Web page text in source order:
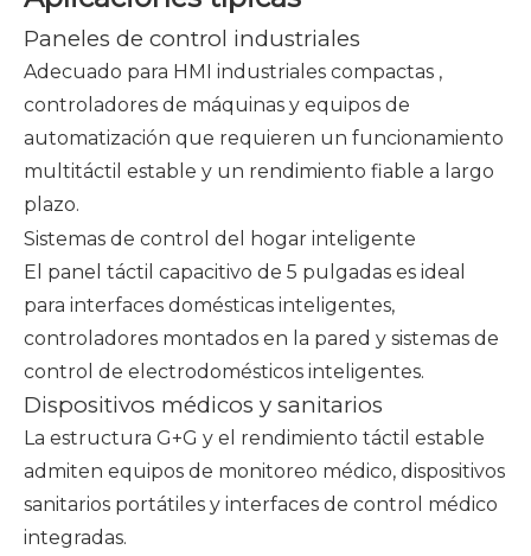
Paneles de control industriales
Adecuado para HMI industriales compactas ,
controladores de máquinas y equipos de
automatización que requieren un funcionamiento
multitáctil estable y un rendimiento fiable a largo
plazo.
Sistemas de control del hogar inteligente
El panel táctil capacitivo de 5 pulgadas es ideal
para interfaces domésticas inteligentes,
controladores montados en la pared y sistemas de
control de electrodomésticos inteligentes.
Dispositivos médicos y sanitarios
La estructura G+G y el rendimiento táctil estable
admiten equipos de monitoreo médico, dispositivos
sanitarios portátiles y interfaces de control médico
integradas.